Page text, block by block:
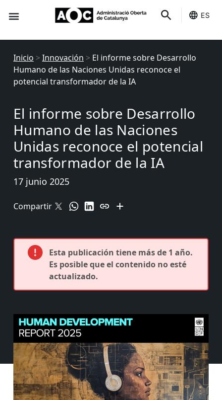
ES
Inicio >Innovación > El informe sobre Desarrollo
Humano de las Naciones Unidas reconoce el
potencial transformador de la IA
El informe sobre Desarrollo
Humano de las Naciones
Unidas reconoce el potencial
transformador de la IA
17 junio 2025
Compartir
Esta publicación tiene más de 1 año.
Es posible que el contenido no esté
actualizado.